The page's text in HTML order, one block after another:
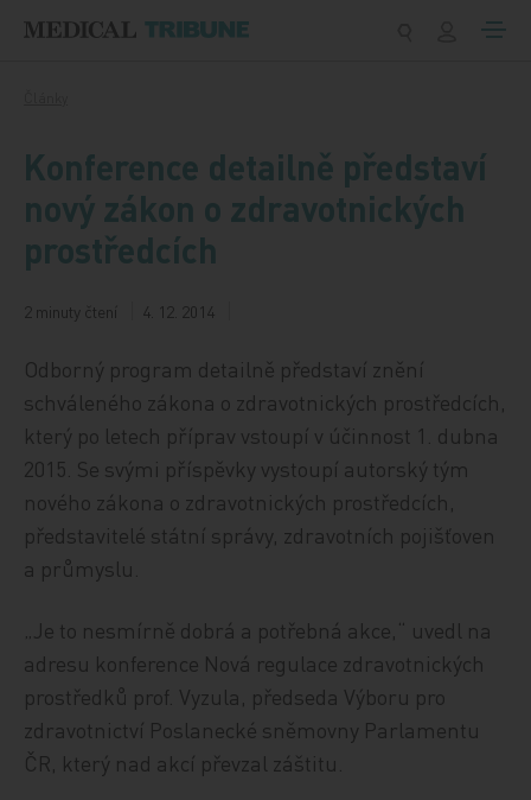
Konference detailně představí
nový zákon o zdravotnických
prostředcích
2 minuty čtení 4. 12. 2014
Odborný program detailně představí znění
schváleného zákona o zdravotnických prostředcích,
který po letech příprav vstoupí v účinnost 1. dubna
2015. Se svými příspěvky vystoupí autorský tým
nového zákona o zdravotnických prostředcích,
představitelé státní správy, zdravotních pojišťoven
a průmyslu.
„Je to nesmírně dobrá a potřebná akce,“ uvedl na
adresu konference Nová regulace zdravotnických
prostředků prof. Vyzula, předseda Výboru pro
zdravotnictví Poslanecké sněmovny Parlamentu
ČR, který nad akcí převzal záštitu.